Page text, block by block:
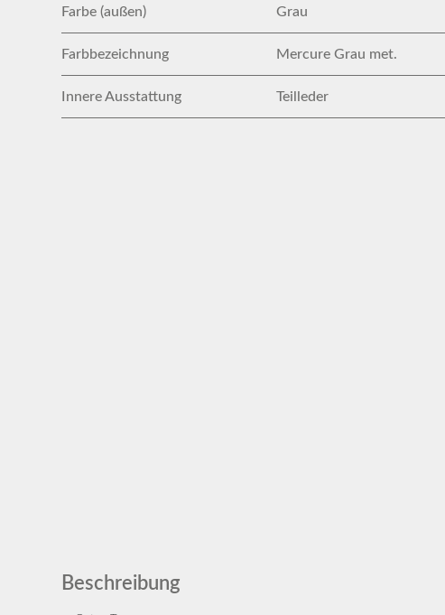
Farbe (außen) Grau
Farbbezeichnung Mercure Grau met.
Innere Ausstattung Teilleder
Beschreibung